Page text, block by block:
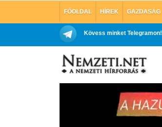
FŐOLDAL HÍREK GAZDASÁG
Kövess minket Telegramon!